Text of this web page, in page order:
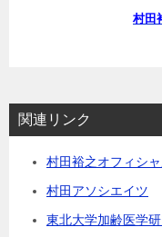
村田
関連リンク
村田裕之オフィシ
村田アソシエイツ
東北大学加齢医学